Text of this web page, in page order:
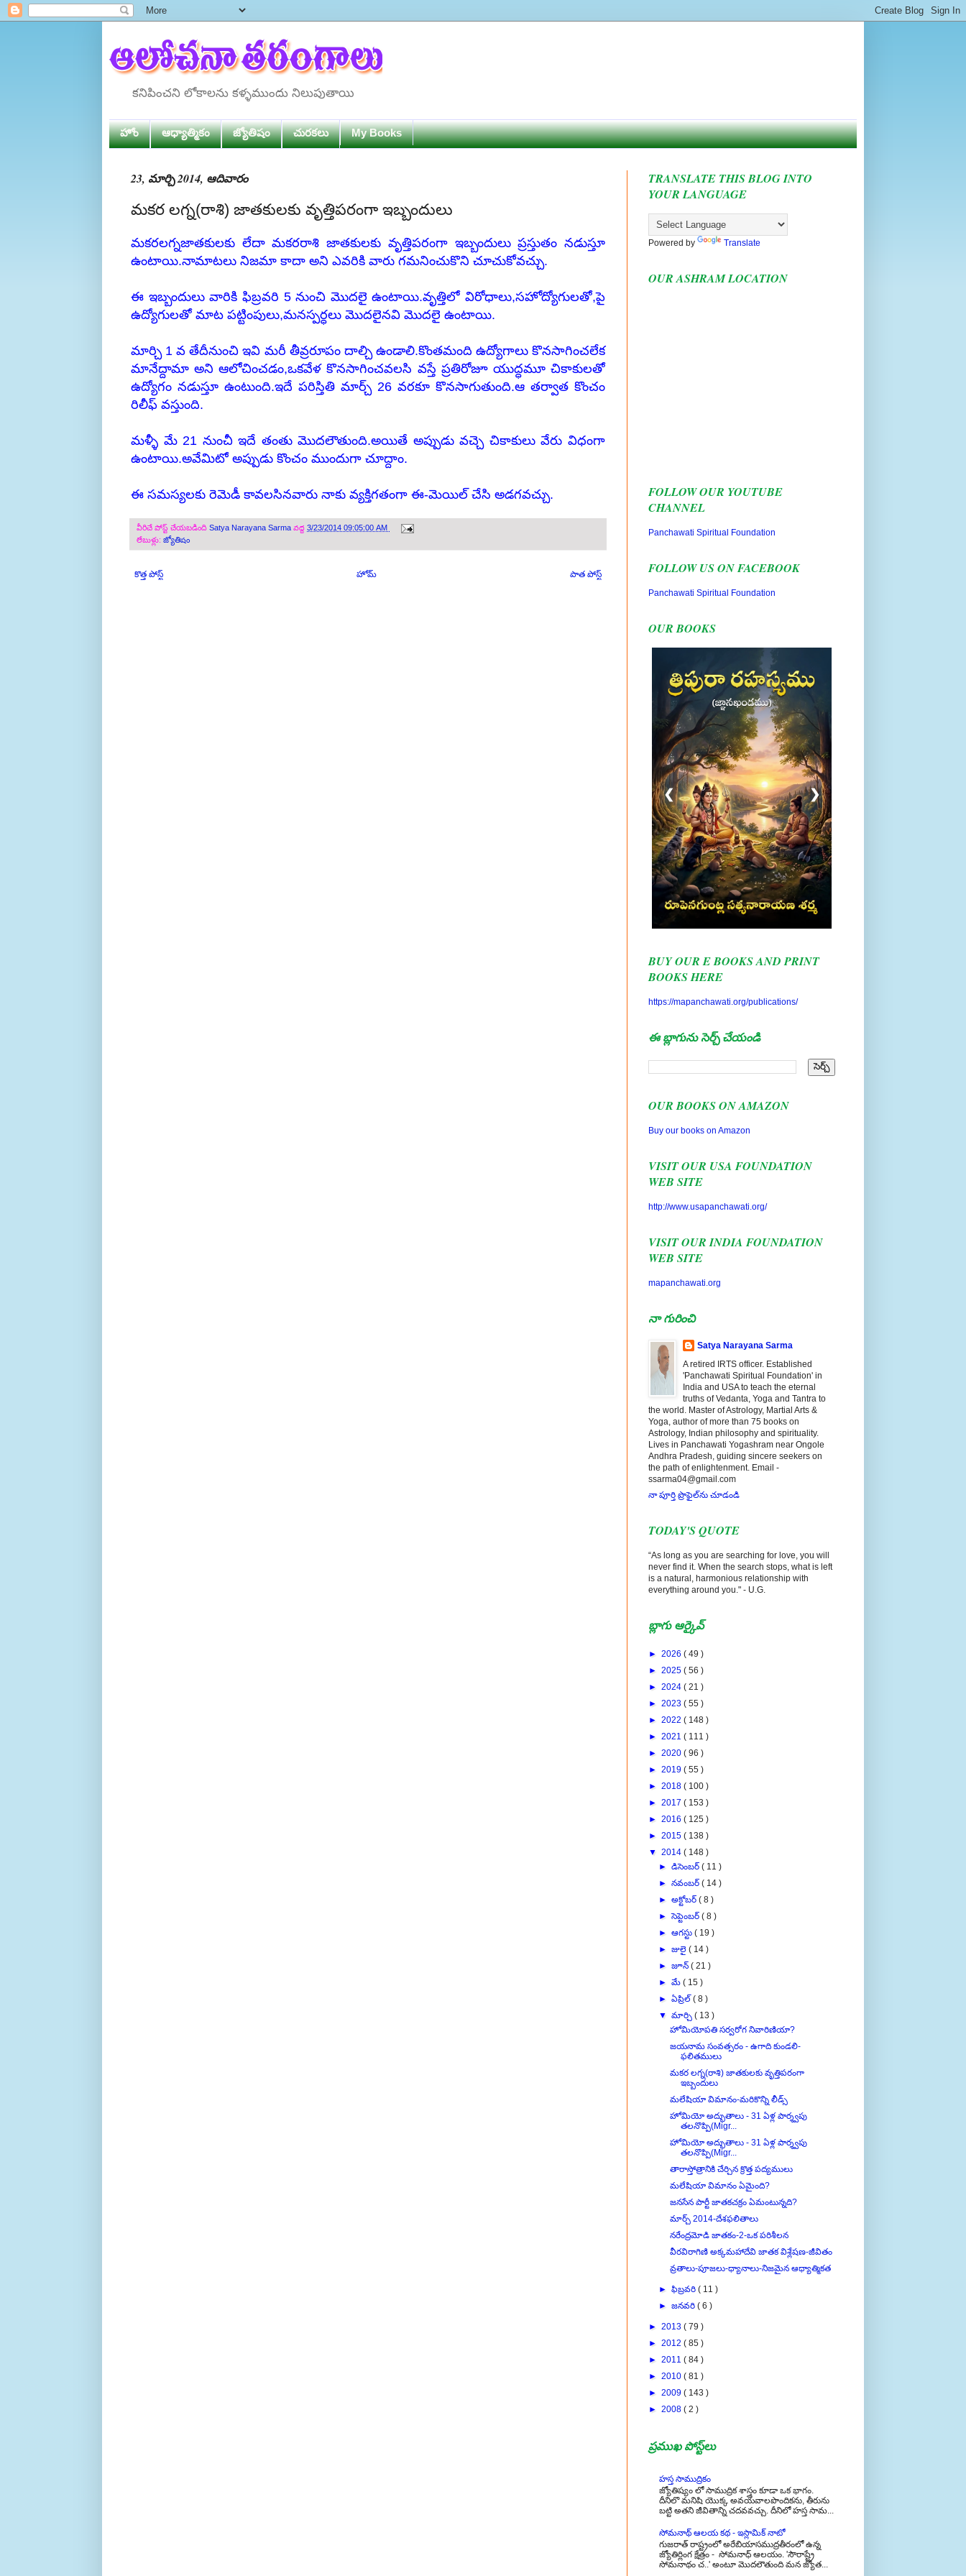
కనిపించని లోకాలను కళ్ళముందు నిలుపుతాయి
హోం ఆధ్యాత్మికం జ్యోతిషం చురకలు My Books
23, మార్చి 2014, ఆదివారం
మకర లగ్న(రాశి) జాతకులకు వృత్తిపరంగా ఇబ్బందులు
మకరలగ్నజాతకులకు లేదా మకరరాశి జాతకులకు వృత్తిపరంగా ఇబ్బందులు ప్రస్తుతం నడుస్తూ
ఉంటాయి.నామాటలు నిజమా కాదా అని ఎవరికి వారు గమనించుకొని చూచుకోవచ్చు.
ఈ ఇబ్బందులు వారికి ఫిబ్రవరి 5 నుంచి మొదలై ఉంటాయి.వృత్తిలో విరోధాలు,సహోద్యోగులతో,పై
ఉద్యోగులతో మాట పట్టింపులు,మనస్పర్ధలు మొదలైనవి మొదలై ఉంటాయి.
మార్చి 1 వ తేదీనుంచి ఇవి మరీ తీవ్రరూపం దాల్చి ఉండాలి.కొంతమంది ఉద్యోగాలు కొనసాగించలేక
మానేద్దామా అని ఆలోచించడం,ఒకవేళ కొనసాగించవలసి వస్తే ప్రతిరోజూ యుద్ధమూ చికాకులతో
ఉద్యోగం నడుస్తూ ఉంటుంది.ఇదే పరిస్తితి మార్చ్ 26 వరకూ కొనసాగుతుంది.ఆ తర్వాత కొంచం
రిలీఫ్ వస్తుంది.
మళ్ళీ మే 21 నుంచీ ఇదే తంతు మొదలౌతుంది.అయితే అప్పుడు వచ్చె చికాకులు వేరు విధంగా
ఉంటాయి.అవేమిటో అప్పుడు కొంచం ముందుగా చూద్దాం.
ఈ సమస్యలకు రెమెడీ కావలసినవారు నాకు వ్యక్తిగతంగా ఈ-మెయిల్ చేసి అడగవచ్చు.
వీరిచే పోస్ట్ చేయబడింది Satya Narayana Sarma వద్ద 3/23/2014 09:05:00 AM
లేబుళ్లు: జ్యోతిషం
కొత్త పోస్ట్ పాత పోస్ట్
హోమ్
TRANSLATE THIS BLOG INTO
YOUR LANGUAGE
Powered by Translate
OUR ASHRAM LOCATION
FOLLOW OUR YOUTUBE
CHANNEL
Panchawati Spiritual Foundation
FOLLOW US ON FACEBOOK
Panchawati Spiritual Foundation
OUR BOOKS
❮ ❯
BOOKS HERE
WEB SITE
WEB SITE
A retired IRTS officer. Established
'Panchawati Spiritual Foundation' in
India and USA to teach the eternal
truths of Vedanta, Yoga and Tantra to
the world. Master of Astrology, Martial Arts &
Yoga, author of more than 75 books on
Astrology, Indian philosophy and spirituality.
Lives in Panchawati Yogashram near Ongole
Andhra Pradesh, guiding sincere seekers on
the path of enlightenment. Email -
ssarma04@gmail.com
నా పూర్తి ప్రొఫైల్‌ను చూడండి
never find it. When the search stops, what is left
is a natural, harmonious relationship with
everything around you." - U.G.
► 2025 ( 56 )
► 2024 ( 21 )
► 2023 ( 55 )
► 2022 ( 148 )
► 2021 ( 111 )
► 2020 ( 96 )
► 2019 ( 55 )
► 2018 ( 100 )
► 2017 ( 153 )
► 2016 ( 125 )
► 2015 ( 138 )
▼ 2014 ( 148 )
►డిసెంబర్( 11 )
►నవంబర్( 14 )
►అక్టోబర్( 8 )
►సెప్టెంబర్ ( 8 )
►ఆగస్టు( 19 )
►జులై( 14 )
►జూన్( 21 )
►మే( 15 )
►ఏప్రిల్( 8 )
▼మార్చి( 13 )
హోమియోపతి సర్వరోగ నివారిణియా?
జయనామ సంవత్సరం - ఉగాది కుండలి-
ఫలితములు
మకర లగ్న(రాశి) జాతకులకు వృత్తిపరంగా
ఇబ్బందులు
మలేషియా విమానం-మరికొన్ని లీడ్స్
హోమియో అద్భుతాలు - 31 ఏళ్ల పార్శ్వపు
తలనొప్పి(Migr...
హోమియో అద్భుతాలు - 31 ఏళ్ల పార్శ్వపు
తలనొప్పి(Migr...
తారాస్తోత్రానికి చేర్చిన క్రొత్త పద్యములు
మలేషియా విమానం ఏమైంది?
జనసేన పార్టీ జాతకచక్రం ఏమంటున్నది?
మార్చ్ 2014-దేశఫలితాలు
నరేంద్రమోడి జాతకం-2-ఒక పరిశీలన
వీరవిరాగిణి అక్కమహాదేవి జాతక విశ్లేషణ-జీవితం
వ్రతాలు-పూజలు-ధ్యానాలు-నిజమైన ఆధ్యాత్మికత
►ఫిబ్రవరి
( 11 )
►జనవరి ( 6 )
( 79 )
► 2012 ( 85 )
► 2011 ( 84 )
► 2010 ( 81 )
► 2009 ( 143 )
► 2008 ( 2 )
జ్యోతిష్యం లో సాముద్రిక శాస్త్రం కూడా ఒక భాగం.
దీనిలొ మనిషి యొక్క అవయవాలపొందికను, తీరును
బట్టి అతని జీవితాన్ని చదవవచ్చు. దీనిలో హస్త సామ...
సోమనాథ్ ఆలయ కథ - ఇస్లామిక్ నాటో
గుజరాత్ రాష్ట్రంలో అరేబియాసముద్రతీరంలో ఉన్న
జ్యోతిర్లింగ క్షేత్రం - సోమనాధ్ ఆలయం. 'సౌరాష్ట్రే
సోమనాథం చ..' అంటూ మొదలౌతుంది మన జ్యోత...